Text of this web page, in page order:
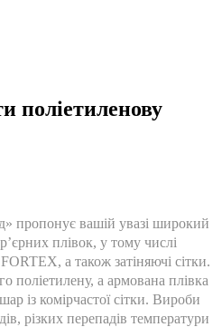
поліетиленову
пропонує вашій увазі широкий
плівок, у тому числі
а також затіняючі сітки.
поліетилену, а армована плівка
із комірчастої сітки. Вироби
різких перепадів температури